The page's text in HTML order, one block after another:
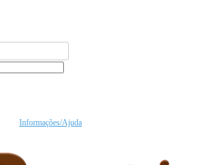
Informações/Ajuda